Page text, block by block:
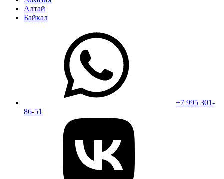
Алтай
Байкал
+7 995 301-
86-51